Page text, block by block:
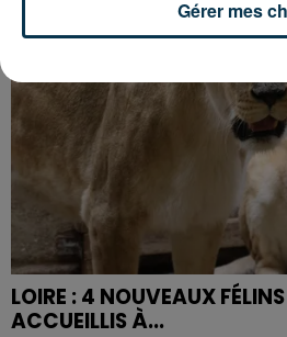
LOIRE : 4 NOUVEAUX
ACCUEILLIS À...
Gérer mes